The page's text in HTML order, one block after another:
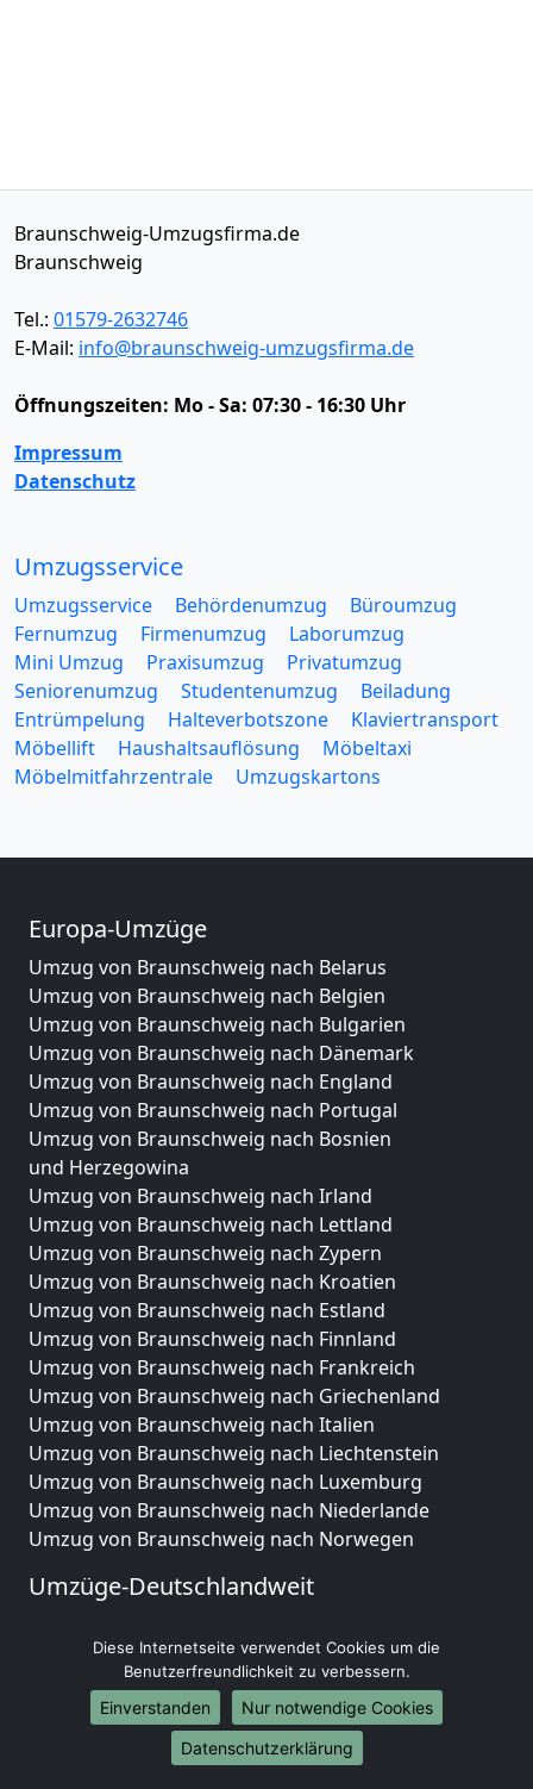
Braunschweig-Umzugsfirma.de
Braunschweig
Tel.: 01579-2632746
E-Mail: info@braunschweig-umzugsfirma.de
Öffnungszeiten: Mo - Sa: 07:30 - 16:30 Uhr
Impressum
Datenschutz
Umzugsservice
Umzugsservice Behördenumzug
Büroumzug
Fernumzug
Firmenumzug
Laborumzug
Mini Umzug
Praxisumzug
Privatumzug
Seniorenumzug
Studentenumzug
Beiladung
Entrümpelung
Halteverbotszone
Klaviertransport
Möbellift
Haushaltsauflösung
Möbeltaxi
Möbelmitfahrzentrale
Umzugskartons
Europa-Umzüge
Umzug von Braunschweig nach Belarus
Umzug von Braunschweig nach Belgien
Umzug von Braunschweig nach Bulgarien
Umzug von Braunschweig nach Dänemark
Umzug von Braunschweig nach England
Umzug von Braunschweig nach Portugal
Umzug von Braunschweig nach Bosnien
und Herzegowina
Umzug von Braunschweig nach Irland
Umzug von Braunschweig nach Lettland
Umzug von Braunschweig nach Zypern
Umzug von Braunschweig nach Kroatien
Umzug von Braunschweig nach Estland
Umzug von Braunschweig nach Finnland
Umzug von Braunschweig nach Frankreich
Umzug von Braunschweig nach Griechenland
Umzug von Braunschweig nach Italien
Umzug von Braunschweig nach Liechtenstein
Umzug von Braunschweig nach Luxemburg
Umzug von Braunschweig nach Niederlande
Umzug von Braunschweig nach Norwegen
Umzüge-Deutschlandweit
Umzug von Braunschweig nach Hamburg
Umzug von Braunschweig nach München
Umzug von Braunschweig nach Köln
Umzug von Braunschweig nach Frankfurt am Main
Umzug von Braunschweig nach Stuttgart
Diese Internetseite verwendet Cookies um die
Benutzerfreundlichkeit zu verbessern.
Einverstanden
Nur notwendige Cookies
Datenschutzerklärung